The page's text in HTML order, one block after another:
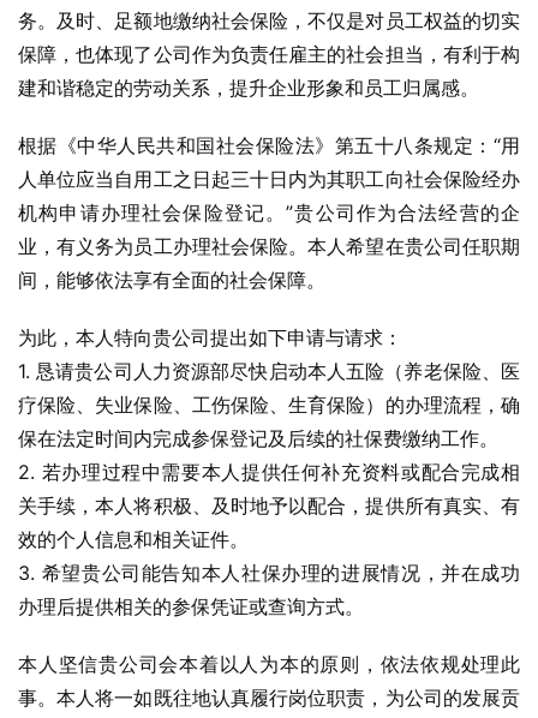
务。及时、足额地缴纳社会保险，不仅是对员工权益的切实
保障，也体现了公司作为负责任雇主的社会担当，有利于构
建和谐稳定的劳动关系，提升企业形象和员工归属感。
根据《中华人民共和国社会保险法》第五十八条规定：“用
人单位应当自用工之日起三十日内为其职工向社会保险经办
机构申请办理社会保险登记。”贵公司作为合法经营的企
业，有义务为员工办理社会保险。本人希望在贵公司任职期
间，能够依法享有全面的社会保障。
为此，本人特向贵公司提出如下申请与请求：
1. 恳请贵公司人力资源部尽快启动本人五险（养老保险、医
疗保险、失业保险、工伤保险、生育保险）的办理流程，确
保在法定时间内完成参保登记及后续的社保费缴纳工作。
2. 若办理过程中需要本人提供任何补充资料或配合完成相
关手续，本人将积极、及时地予以配合，提供所有真实、有
效的个人信息和相关证件。
3. 希望贵公司能告知本人社保办理的进展情况，并在成功
办理后提供相关的参保凭证或查询方式。
本人坚信贵公司会本着以人为本的原则，依法依规处理此
事。本人将一如既往地认真履行岗位职责，为公司的发展贡